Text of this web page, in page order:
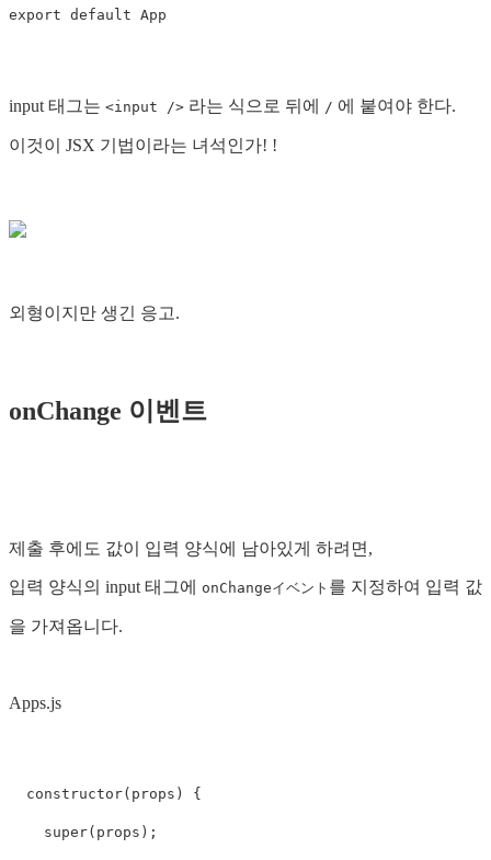
export default App
input 태그는 <input /> 라는 식으로 뒤에 / 에 붙여야 한다.
이것이 JSX 기법이라는 녀석인가! !
외형이지만 생긴 응고.
onChange 이벤트
제출 후에도 값이 입력 양식에 남아있게 하려면,
입력 양식의 input 태그에 onChangeイベント 를 지정하여 입력 값
을 가져옵니다.
Apps.js
constructor( props ) {
super( props );